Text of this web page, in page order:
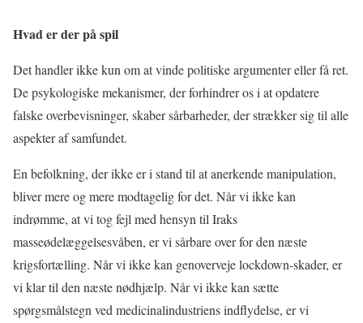
Hvad er der på spil
Det handler ikke kun om at vinde politiske argumenter eller få ret.
De psykologiske mekanismer, der forhindrer os i at opdatere
falske overbevisninger, skaber sårbarheder, der strækker sig til alle
aspekter af samfundet.
En befolkning, der ikke er i stand til at anerkende manipulation,
bliver mere og mere modtagelig for det. Når vi ikke kan
indrømme, at vi tog fejl med hensyn til Iraks
masseødelæggelsesvåben, er vi sårbare over for den næste
krigsfortælling. Når vi ikke kan genoverveje lockdown-skader, er
vi klar til den næste nødhjælp. Når vi ikke kan sætte
spørgsmålstegn ved medicinalindustriens indflydelse, er vi